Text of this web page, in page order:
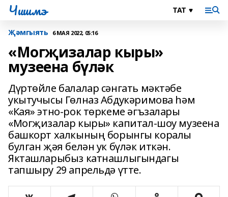
Чишмэ
Җәмгыять 6 МАЯ 2022, 05:16
«Могҗизалар кыры»
музеена бүләк
Дүртөйле балалар сәнгать мәктәбе
укытучысы Гөлназ Абдукәримова һәм
«Кая» этно-рок төркеме әгъзалары
«Могҗизалар кыры» капитал-шоу музеена
башкорт халкының борынгы коралы
булган җәя белән ук бүләк иткән.
Якташларыбыз катнашлыгындагы
тапшыру 29 апрельдә үтте.